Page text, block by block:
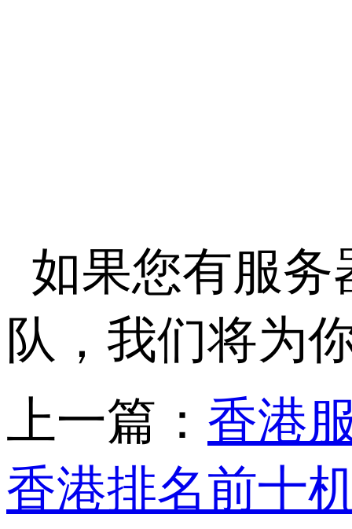
如果您有服务
队，我们将为
上一篇： 香港
香港排名前十